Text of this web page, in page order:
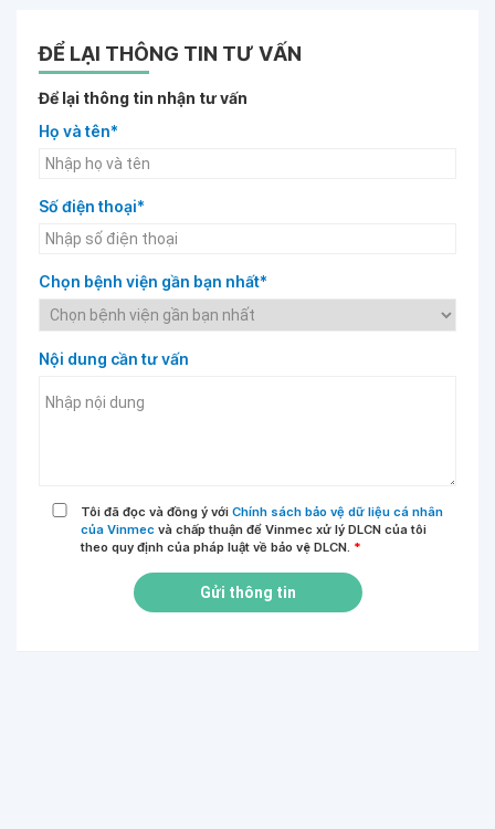
ĐỂ LẠI THÔNG TIN TƯ VẤN
Để lại thông tin nhận tư vấn
Họ và tên*
Số điện thoại*
Chọn bệnh viện gần bạn nhất*
Nội dung cần tư vấn
Tôi đã đọc và đồng ý với Chính sách bảo vệ dữ liệu cá nhân
của Vinmec và chấp thuận để Vinmec xử lý DLCN của tôi
theo quy định của pháp luật về bảo vệ DLCN. *
Gửi thông tin